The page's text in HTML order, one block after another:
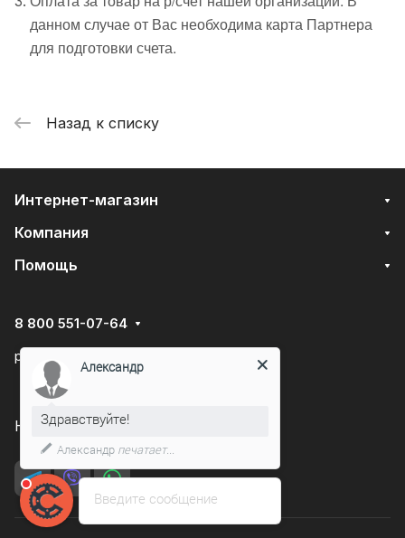
данном случае от Вас необходима карта Партнера
для подготовки счета.
Назад к списку
Интернет-магазин
Компания
Помощь
8 800 551-07-64
podarovdr@specautotrade.pro
Нижний Новгород, Чаадаева д.10к
Введите сообщение
Александр
Здравствуйте!
Александр печатает...